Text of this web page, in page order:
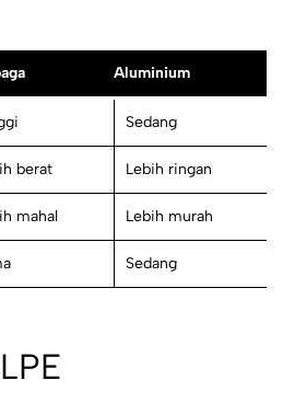
Aluminium
Sedang
berat Lebih ringan
mahal Lebih murah
Sedang